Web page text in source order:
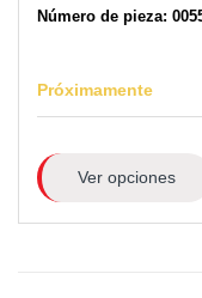
Número de pieza:
Próximamente
Ver opciones